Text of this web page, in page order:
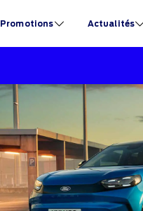
Promotions Actualités